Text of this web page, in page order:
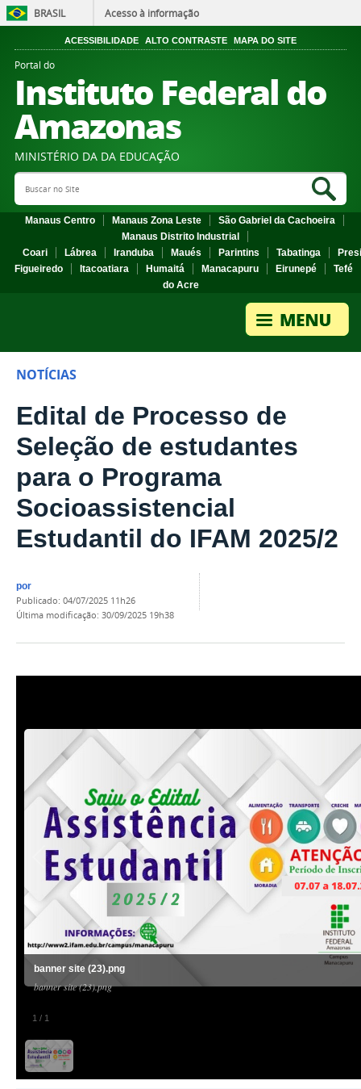
BRASIL Acesso à informação
ACESSIBILIDADE ALTO CONTRASTE MAPA DO SITE
Portal do
Instituto Federal do
Amazonas
MINISTÉRIO DA DA EDUCAÇÃO
Search Site
Manaus Centro Manaus Zona Leste
São Gabriel da Cachoeira
Manaus Distrito Industrial
Coari
Lábrea Iranduba Maués Parintins Tabatinga
Figueiredo
Itacoatiara Humaitá Manacapuru Eirunepé
Tefé
do Acre
NOTÍCIAS
Edital de Processo de
Seleção de estudantes
para o Programa
Socioassistencial
Estudantil do IFAM 2025/2
por
publicado: 04/07/2025 11h26
última modificação: 30/09/2025 19h38
1 / 1
banner site (23).png
banner site (23).png